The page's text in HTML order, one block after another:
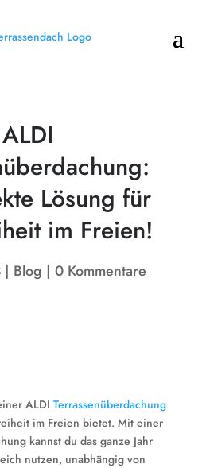
ALDI
Lösung für
im Freien!
Blog 0 Kommentare
ALDI Terrassenüberdachung
im Freien bietet. Mit einer
kannst du das ganze Jahr
nutzen, unabhängig von